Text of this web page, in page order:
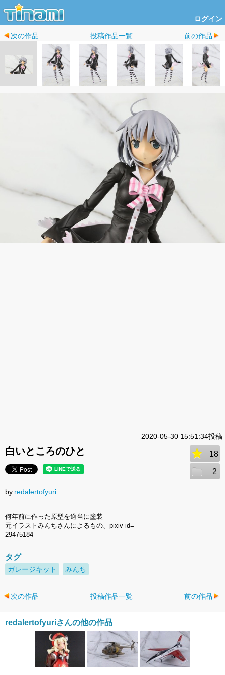
ログイン
次の作品 投稿作品一覧 前の作品
2020-05-30 15:51:34投稿
白いところのひと 18
2
by. redalertofyuri
何年前に作った原型を適当に塗装
元イラストみんちさんによるもの、pixiv id=
29475184
タグ
ガレージキット みんち
次の作品 投稿作品一覧 前の作品
redalertofyuriさんの他の作品